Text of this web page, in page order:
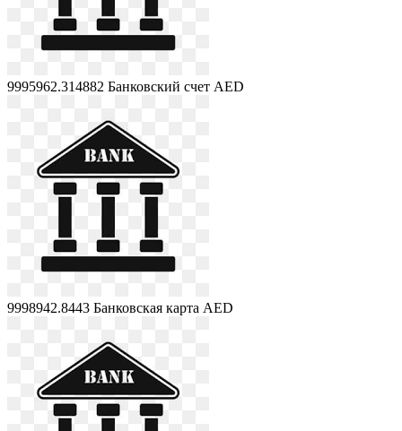
9995962.314882 Банковский счет AED
9998942.8443 Банковская карта AED